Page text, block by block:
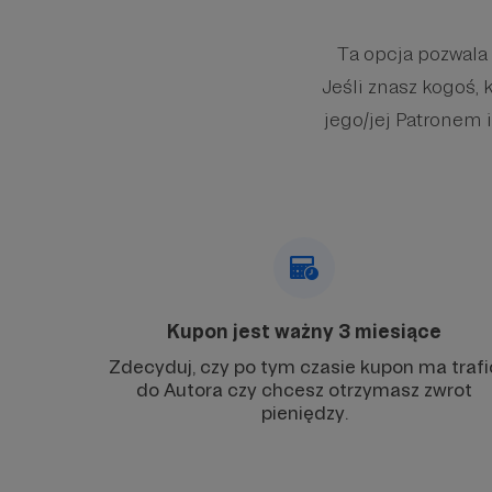
Ta opcja
Jeśli znasz kogoś,
jego/jej Patronem
Kupon jest ważny 3 miesiące
Zdecyduj, czy po tym czasie kupon ma
do Autora czy chcesz otrzymasz zwrot
pieniędzy.